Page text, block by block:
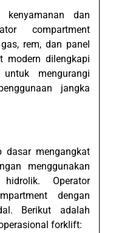
dan
compartment
rem, dan panel
modern dilengkapi
mengurangi
jangka
dasar mengangkat
menggunakan
Operator
dengan
Berikut adalah
forklift: